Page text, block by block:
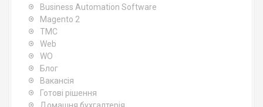
Business Automation Software
Magento 2
TMC
Web
WO
Блог
Вакансія
Готові рішення